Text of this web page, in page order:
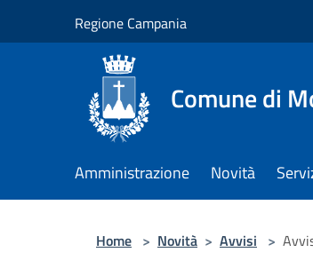
Regione Campania
Comune di
Amministrazione Novità
Home > Novità > Avvisi >